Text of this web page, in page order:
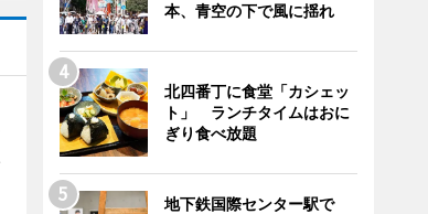
本、青空の下で風に揺れ
北四番丁に食堂「カシェッ
ト」 ランチタイムはおに
ぎり食べ放題
地下鉄国際センター駅で